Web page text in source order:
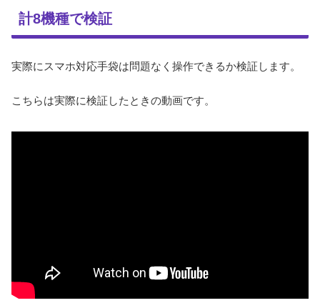
計8機種で検証
実際にスマホ対応手袋は問題なく操作できるか検証します。
こちらは実際に検証したときの動画です。